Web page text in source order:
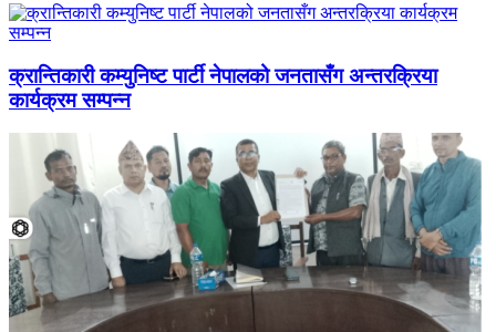
क्रान्तिकारी कम्युनिष्ट पार्टी नेपालको जनतासँग अन्तरक्रिया
कार्यक्रम सम्पन्न